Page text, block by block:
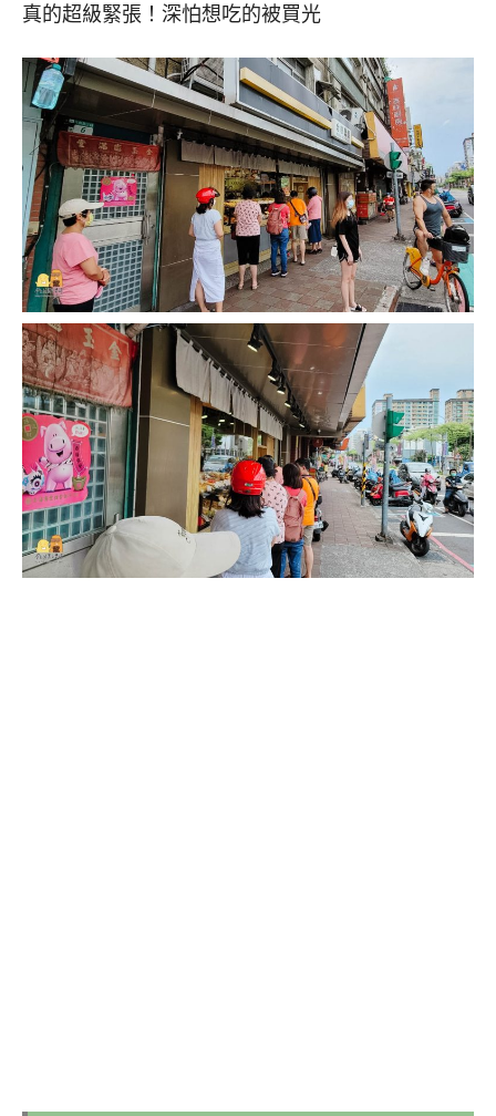
真的超級緊張！深怕想吃的被買光